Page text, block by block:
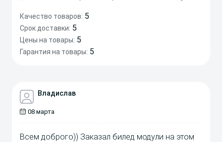
Качество товаров: 5
Срок доставки: 5
Цены на товары: 5
Гарантия на товары: 5
Владислав
08 марта
Всем доброго)) Заказал билед модули на этом